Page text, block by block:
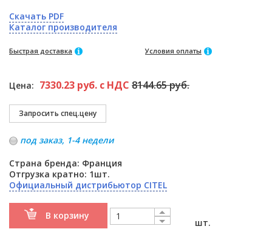
Скачать PDF
Каталог производителя
Быстрая доставка Условия оплаты
Цена: 7330.23 руб. с НДС 8144.65 руб.
под заказ, 1-4 недели
Страна бренда: Франция
Отгрузка кратно: 1шт.
Официальный дистрибьютор CITEL
В корзину
шт.